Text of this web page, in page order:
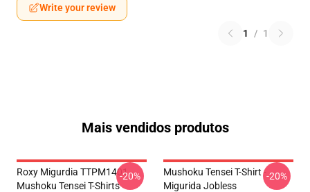
Write your review
1 / 1
Mais vendidos produtos
Roxy Migurdia TTPM1401
Mushoku Tensei T-Shirts
-20%
Mushoku Tensei T-Shirt -
Migurida Jobless
-20%